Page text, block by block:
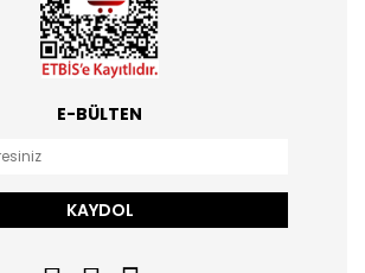
E-BÜLTEN
KAYDOL